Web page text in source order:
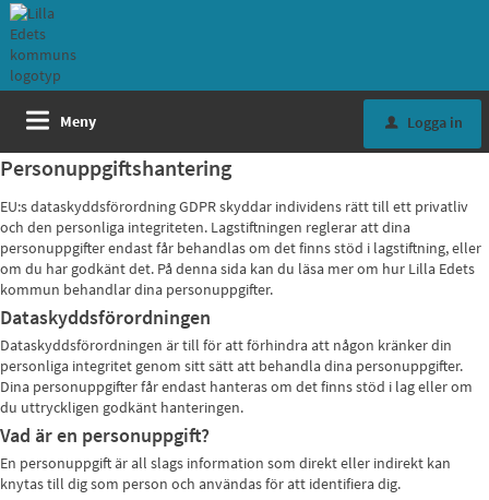
Meny u Logga in
Personuppgiftshantering
EU:s dataskyddsförordning GDPR skyddar individens rätt till ett privatliv
och den personliga integriteten. Lagstiftningen reglerar att dina
personuppgifter endast får behandlas om det finns stöd i lagstiftning, eller
om du har godkänt det. På denna sida kan du läsa mer om hur Lilla Edets
kommun behandlar dina personuppgifter.
Dataskyddsförordningen
Dataskyddsförordningen är till för att förhindra att någon kränker din
personliga integritet genom sitt sätt att behandla dina personuppgifter.
Dina personuppgifter får endast hanteras om det finns stöd i lag eller om
du uttryckligen godkänt hanteringen.
Vad är en personuppgift?
En personuppgift är all slags information som direkt eller indirekt kan
knytas till dig som person och användas för att identifiera dig.